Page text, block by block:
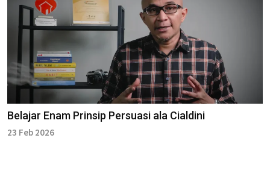
Belajar Enam Prinsip Persuasi ala Cialdini
23 Feb 2026